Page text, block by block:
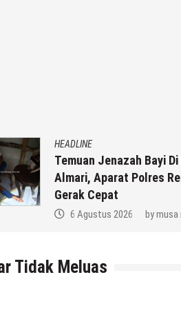
HEADLINE
Temuan Jenazah Bayi Di
Almari, Aparat Polres
Gerak Cepat
6 Agustus 2026 bymusa
Tidak Meluas